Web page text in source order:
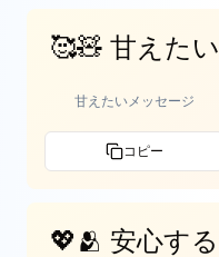
🥰🧸 甘えたい
甘えたいメッセージ
コピー
💖🫂 安心する